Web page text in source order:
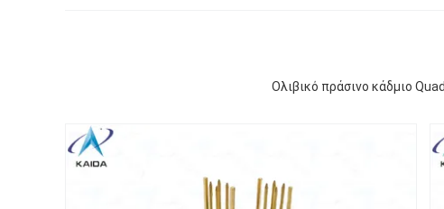
Ολιβικό πράσινο κάδμιο